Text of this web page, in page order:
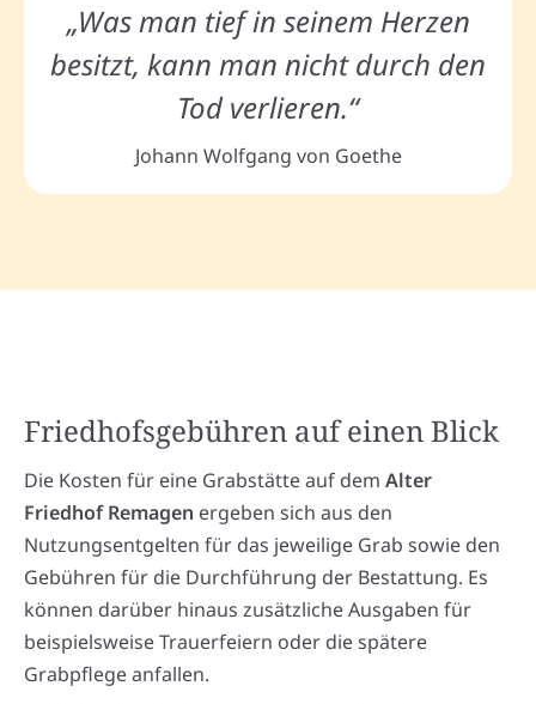
„Was man tief in seinem Herzen
besitzt, kann man nicht durch den
Tod verlieren.“
Johann Wolfgang von Goethe
Friedhofsgebühren auf einen Blick
Die Kosten für eine Grabstätte auf dem Alter
Friedhof Remagen ergeben sich aus den
Nutzungsentgelten für das jeweilige Grab sowie den
Gebühren für die Durchführung der Bestattung. Es
können darüber hinaus zusätzliche Ausgaben für
beispielsweise Trauerfeiern oder die spätere
Grabpflege anfallen.